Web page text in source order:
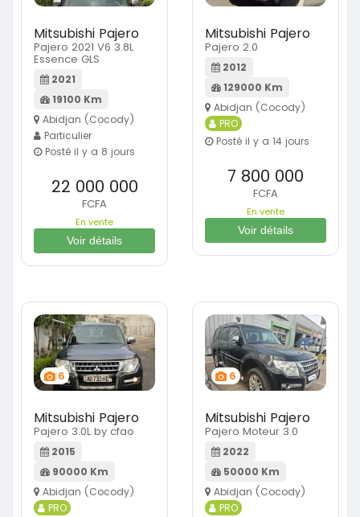
Mitsubishi Pajero
Pajero 2021 V6 3.8L
Essence GLS
2021
19100 Km
Abidjan (Cocody)
Particulier
Posté il y a 8 jours
22 000 000
FCFA
En vente
Voir détails
Mitsubishi Pajero
Pajero 2.0
2012
129000 Km
Abidjan (Cocody)
PRO
Posté il y a 14 jours
7 800 000
FCFA
En vente
Voir détails
6
Mitsubishi Pajero
Pajero 3.0L by cfao
2015
90000 Km
Abidjan (Cocody)
PRO
6
Mitsubishi Pajero
Pajero Moteur 3.0
2022
50000 Km
Abidjan (Cocody)
PRO